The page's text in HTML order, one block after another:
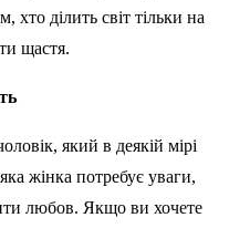
хто ділить світ тільки на
щастя.
який в деякій мірі
жінка потребує уваги,
любов. Якщо ви хочете